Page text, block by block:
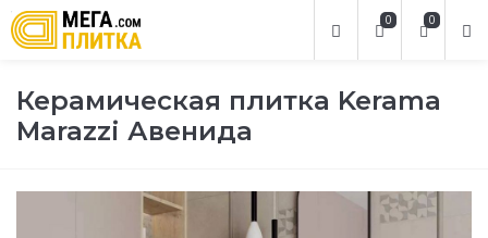
0
0
Керамическая плитка Kerama
Marazzi Авенида